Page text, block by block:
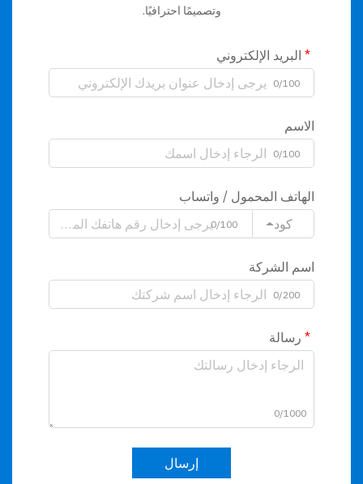
وتصميمًا احترافيًا.
البريد الإلكتروني
0/100
الاسم
0/100
الهاتف المحمول / واتساب
كود
0/100
اسم الشركة
0/200
رسالة
0/1000
إرسال